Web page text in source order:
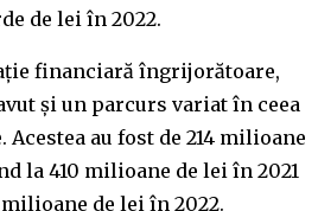
de lei în 2022.
financiară îngrijorătoare,
și un parcurs variat în ceea
au fost de 214 milioane
la 410 milioane de lei în 2021
milioane de lei în 2022.